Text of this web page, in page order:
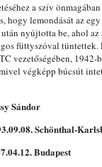
a szív
hogy lemondását az
nyújtotta be, ahol
füttyszóval
vezetőségében,
végképp búcsút
Sándor
Schönthal-
Budapest